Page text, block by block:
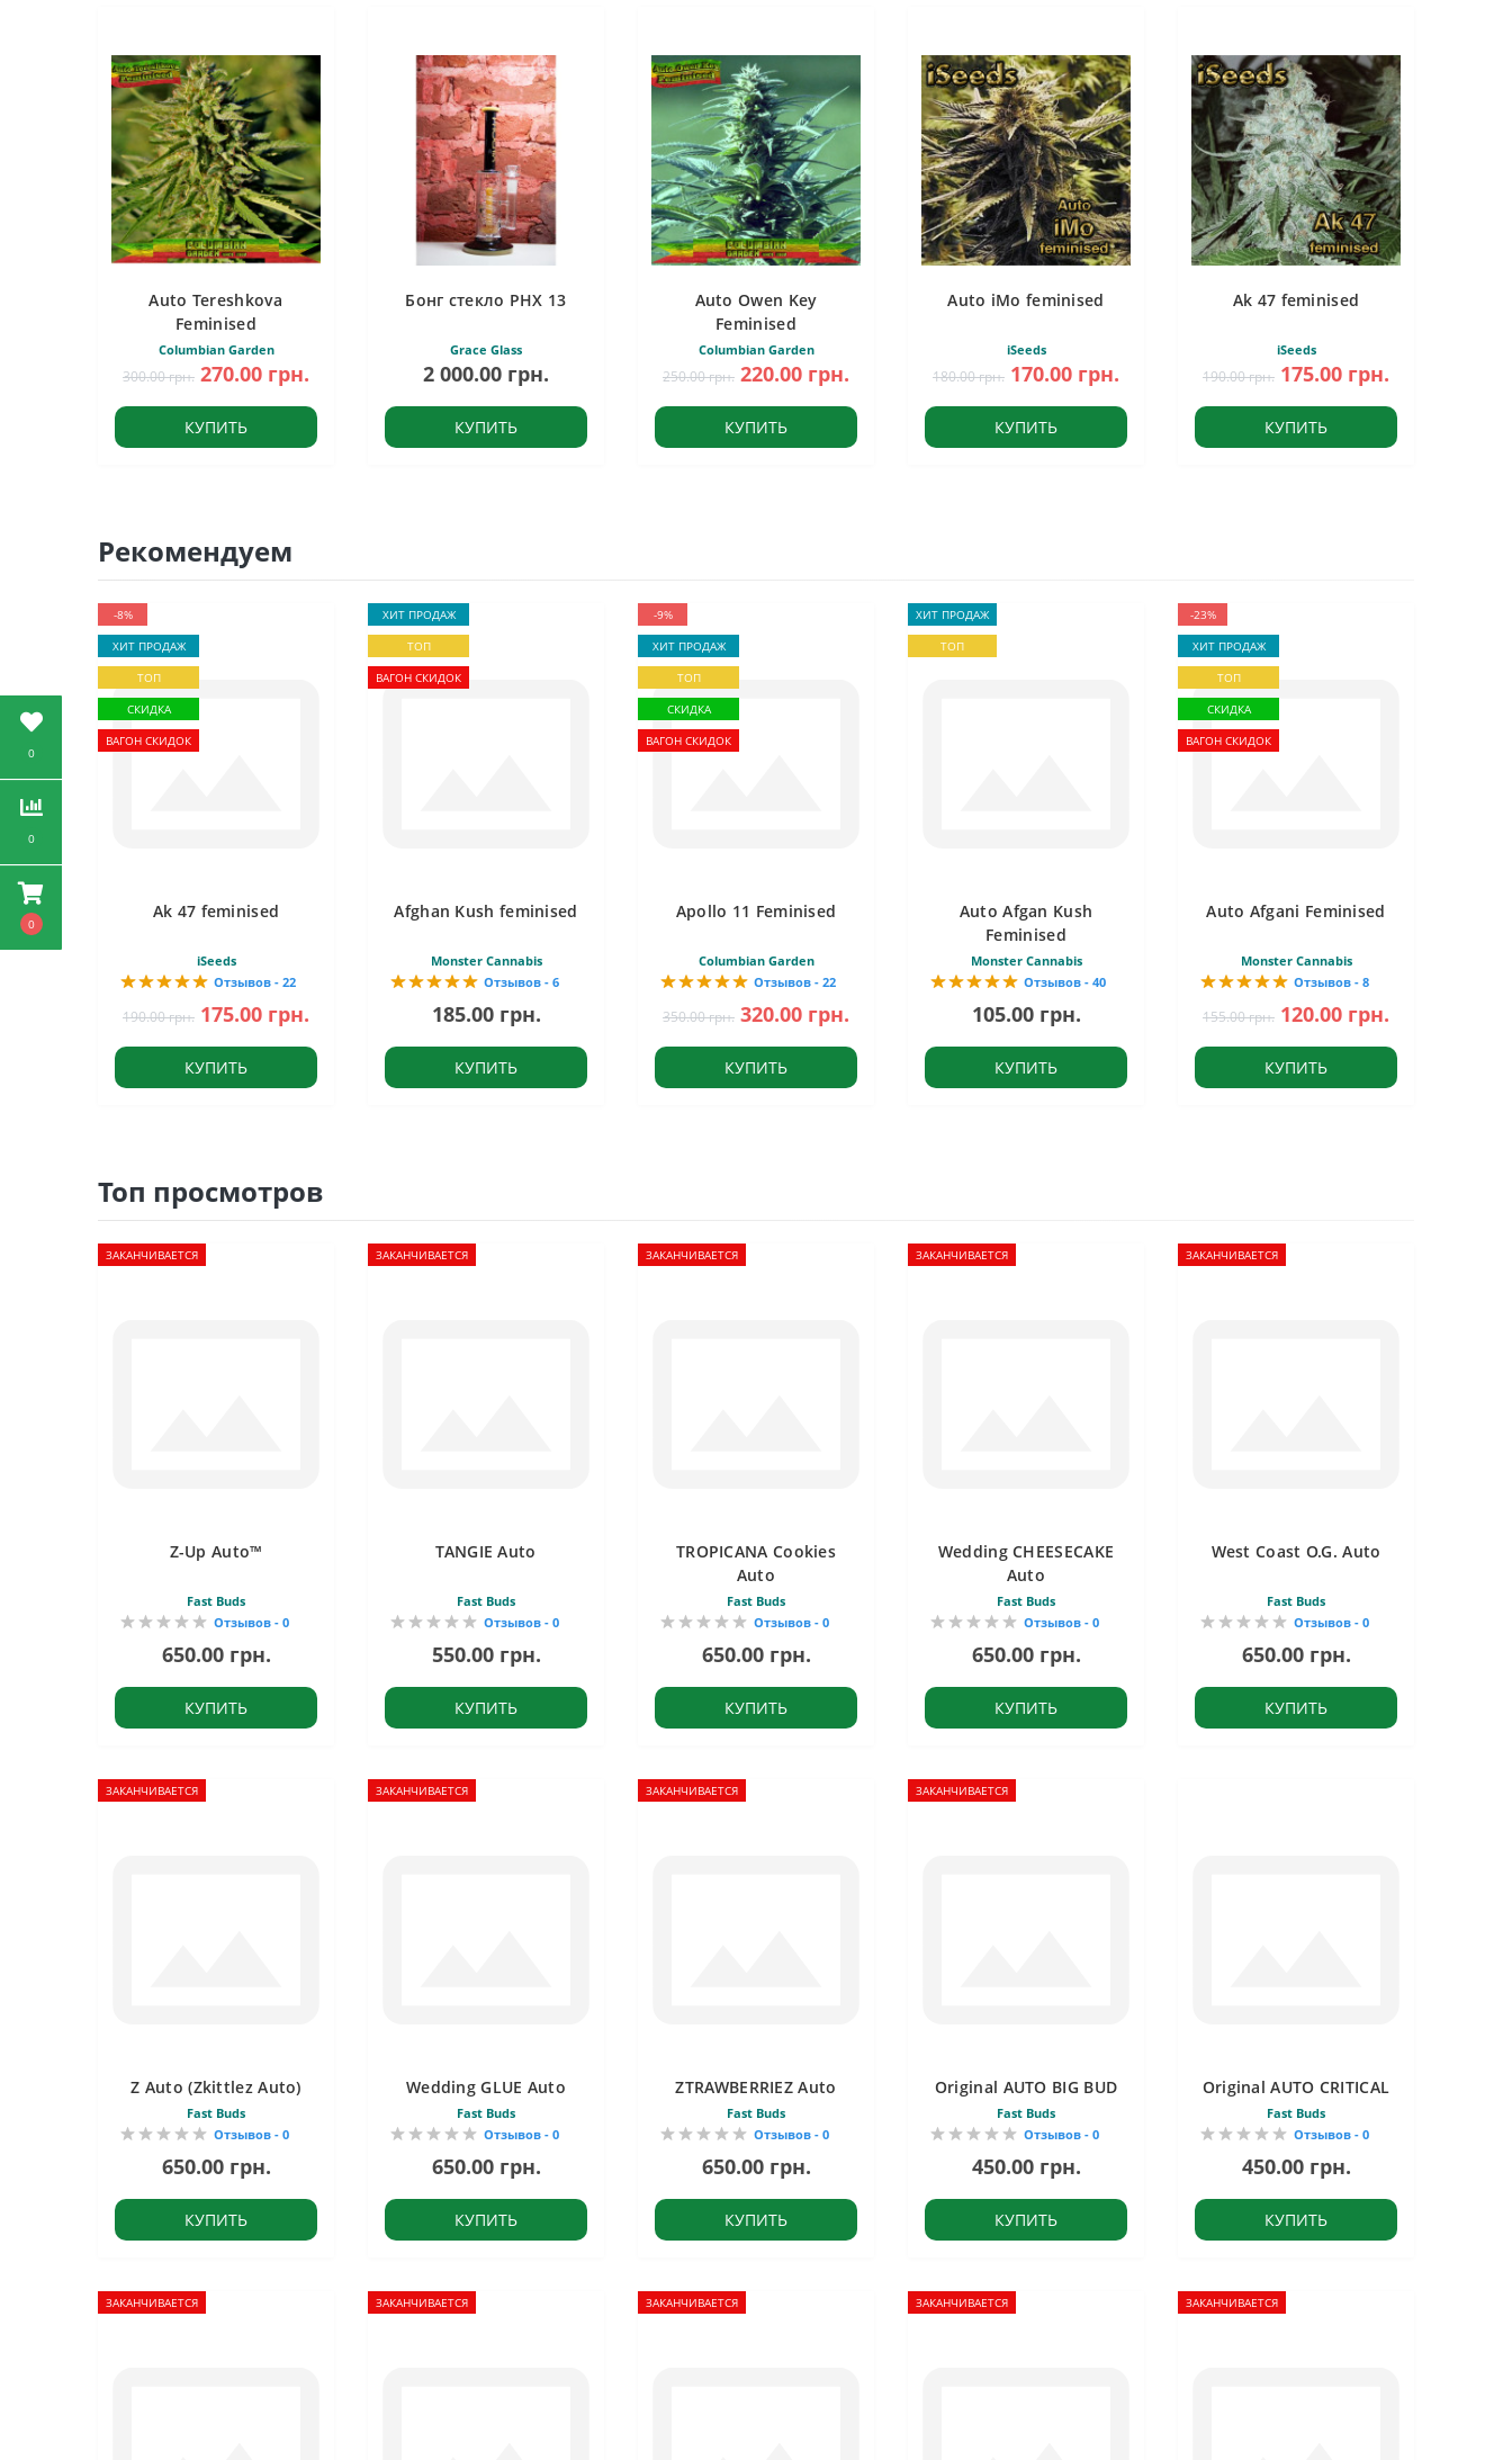
0
0
0
Auto Tereshkova
Feminised
Columbian Garden
300.00 грн. 270.00 грн.
КУПИТЬ
Бонг стекло PHX 13
Grace Glass
2 000.00 грн.
КУПИТЬ
Auto Owen Key
Feminised
Columbian Garden
250.00 грн. 220.00 грн.
КУПИТЬ
Auto iMo feminised
iSeeds
180.00 грн. 170.00 грн.
КУПИТЬ
Ak 47 feminised
iSeeds
190.00 грн. 175.00 грн.
КУПИТЬ
Рекомендуем
-8%
ХИТ ПРОДАЖ
ТОП
СКИДКА
ВАГОН СКИДОК
Ak 47 feminised
iSeeds
Отзывов - 22
190.00 грн. 175.00 грн.
КУПИТЬ
ХИТ ПРОДАЖ
ТОП
ВАГОН СКИДОК
Afghan Kush feminised
Monster Cannabis
Отзывов - 6
185.00 грн.
КУПИТЬ
-9%
ХИТ ПРОДАЖ
ТОП
СКИДКА
ВАГОН СКИДОК
Apollo 11 Feminised
Columbian Garden
Отзывов - 22
350.00 грн. 320.00 грн.
КУПИТЬ
ХИТ ПРОДАЖ
ТОП
Auto Afgan Kush
Feminised
Monster Cannabis
Отзывов - 40
105.00 грн.
КУПИТЬ
-23%
ХИТ ПРОДАЖ
ТОП
СКИДКА
ВАГОН СКИДОК
Auto Afgani Feminised
Monster Cannabis
Отзывов - 8
155.00 грн. 120.00 грн.
КУПИТЬ
Топ просмотров
ЗАКАНЧИВАЕТСЯ
Z-Up Auto™
Fast Buds
Отзывов - 0
650.00 грн.
КУПИТЬ
ЗАКАНЧИВАЕТСЯ
TANGIE Auto
Fast Buds
Отзывов - 0
550.00 грн.
КУПИТЬ
ЗАКАНЧИВАЕТСЯ
TROPICANA Cookies
Auto
Fast Buds
Отзывов - 0
650.00 грн.
КУПИТЬ
ЗАКАНЧИВАЕТСЯ
Wedding CHEESECAKE
Auto
Fast Buds
Отзывов - 0
650.00 грн.
КУПИТЬ
ЗАКАНЧИВАЕТСЯ
West Coast O.G. Auto
Fast Buds
Отзывов - 0
650.00 грн.
КУПИТЬ
ЗАКАНЧИВАЕТСЯ
Z Auto (Zkittlez Auto)
Fast Buds
Отзывов - 0
650.00 грн.
КУПИТЬ
ЗАКАНЧИВАЕТСЯ
Wedding GLUE Auto
Fast Buds
Отзывов - 0
650.00 грн.
КУПИТЬ
ЗАКАНЧИВАЕТСЯ
ZTRAWBERRIEZ Auto
Fast Buds
Отзывов - 0
650.00 грн.
КУПИТЬ
ЗАКАНЧИВАЕТСЯ
Original AUTO BIG BUD
Fast Buds
Отзывов - 0
450.00 грн.
КУПИТЬ
Original AUTO CRITICAL
Fast Buds
Отзывов - 0
450.00 грн.
КУПИТЬ
ЗАКАНЧИВАЕТСЯ ЗАКАНЧИВАЕТСЯ ЗАКАНЧИВАЕТСЯ ЗАКАНЧИВАЕТСЯ ЗАКАНЧИВАЕТСЯ